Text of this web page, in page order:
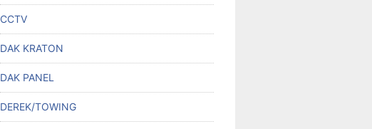
CCTV
DAK KRATON
DAK PANEL
DEREK/TOWING